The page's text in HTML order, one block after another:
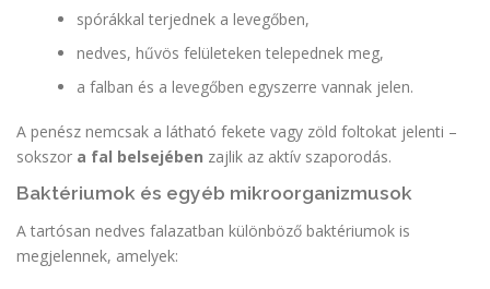
spórákkal terjednek a levegőben,
nedves, hűvös felületeken telepednek meg,
a falban és a levegőben egyszerre vannak jelen.
A penész nemcsak a látható fekete vagy zöld foltokat jelenti –
sokszor a fal belsejében zajlik az aktív szaporodás.
Baktériumok és egyéb mikroorganizmusok
A tartósan nedves falazatban különböző baktériumok is
megjelennek, amelyek: